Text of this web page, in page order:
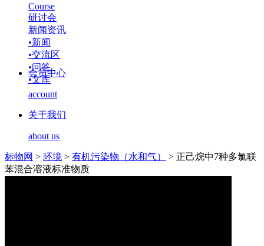
Course
研讨会
新闻资讯
•新闻
•交流区
•问答
•文库
会员中心
account
关于我们
about us
标物网 > 环境 > 有机污染物（水和气） > 正己烷中7种多氯联
苯混合溶液标准物质